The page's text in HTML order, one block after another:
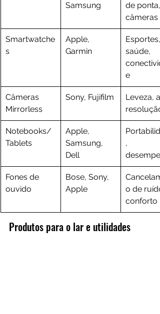
Samsung
de ponta,
câmeras
Smartwatche
s
Apple,
Garmin
Esportes,
saúde,
e
Câmeras
Mirrorless
Sony, Fujifilm
Leveza,
resolução
Notebooks/
Tablets
Apple,
Samsung,
Dell
,
Fones de
ouvido
Bose, Sony,
Apple
o de
conforto
Produtos para o lar e utilidades